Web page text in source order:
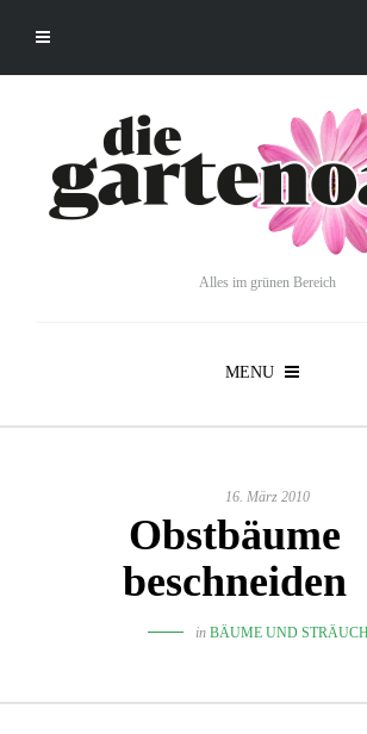
Alles im grünen Bereich
MENU
16. März 2010
Obstbäume
beschneiden
in BÄUME UND